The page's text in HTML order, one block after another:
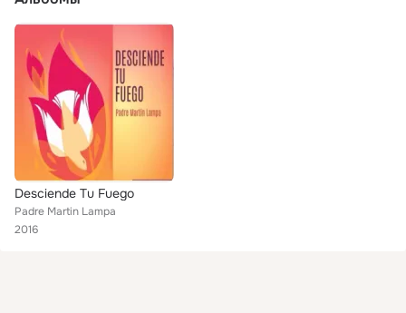
Desciende Tu Fuego
Padre Martin Lampa
2016